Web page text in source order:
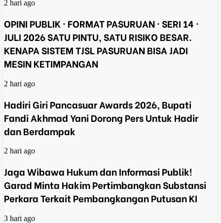
2 hari ago
OPINI PUBLIK · FORMAT PASURUAN · SERI 14 ·
JULI 2026 SATU PINTU, SATU RISIKO BESAR.
KENAPA SISTEM TJSL PASURUAN BISA JADI
MESIN KETIMPANGAN
2 hari ago
Hadiri Giri Pancasuar Awards 2026, Bupati
Fandi Akhmad Yani Dorong Pers Untuk Hadir
dan Berdampak
2 hari ago
Jaga Wibawa Hukum dan Informasi Publik!
Garad Minta Hakim Pertimbangkan Substansi
Perkara Terkait Pembangkangan Putusan KI
3 hari ago